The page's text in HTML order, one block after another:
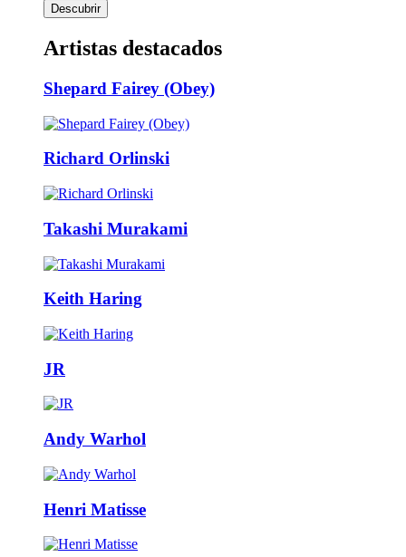
Descubrir
Artistas destacados
Shepard Fairey (Obey)
Richard Orlinski
Takashi Murakami
Keith Haring
JR
Andy Warhol
Henri Matisse